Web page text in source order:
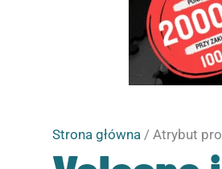
Strona główna / Atrybut